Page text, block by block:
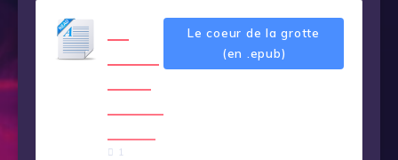
1
Le coeur de la grotte
(en .epub)